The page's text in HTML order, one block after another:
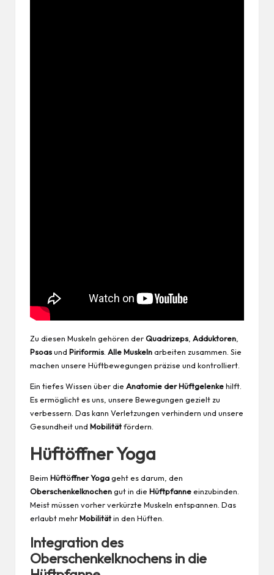
Zu diesen Muskeln gehören derQuadrizeps Adduktoren
Psoasund Piriformis Alle Muskelnarbeiten zusammen. Sie
machen unsere Hüftbewegungen präzise und kontrolliert.
Ein tiefes Wissen über die Anatomie der Hüftgelenkehilft.
Es ermöglicht es uns, unsere Bewegungen gezielt zu
verbessern. Das kann Verletzungen verhindern und unsere
Gesundheit und Mobilitätfördern.
Hüftöffner Yoga
Beim Hüftöffner Yogageht es darum, den
Oberschenkelknochengut in die Hüftpfanneeinzubinden.
Meist müssen vorher verkürzte Muskeln entspannen. Das
erlaubt mehrMobilitätin den Hüften.
Integration des
Oberschenkelknochens in die